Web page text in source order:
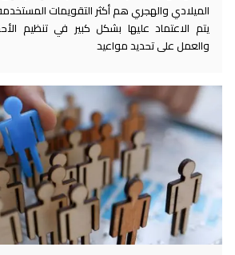
الميلادي والهجري هم أكثر التقويمات
يتم الاعتماد عليها بشكل كبير في تنظيم
والعمل على تحديد مواعيد